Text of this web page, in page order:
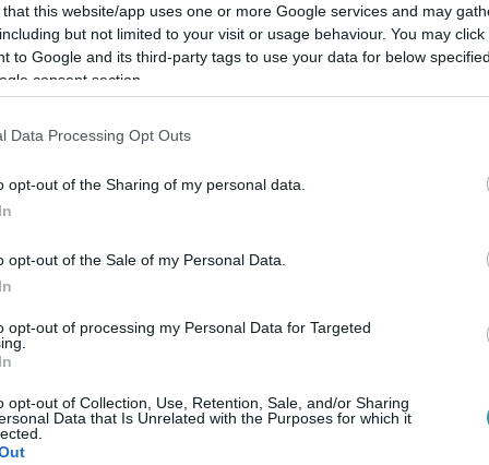
that this website/app uses one or more Google services and may
but not limited to your visit or usage behaviour. You may
to Google and its third-party tags to use your data for below
consent section.
Data Processing Opt Outs
opt-out of the Sharing of my personal data.
opt-out of the Sale of my Personal Data.
opt-out of processing my Personal Data for Targeted
opt-out of Collection, Use, Retention, Sale, and/or Sharing
Data that Is Unrelated with the Purposes for which it
utánpótlás nevelési munka
fejlesztése a kor követelményeinek
csapatainak és utánpótlás csapatainak
létesítményt 15 éven keresztül az
A pályázatban Eger Önkormányzatának
Sportiskola Sportegyesület és az Egri
elmondta: a Felsővárosi
nagyméretű műfüves pálya található.
más műfüves pálya, így az egész
a téli hónapokban:
csapat is edzett egy pályán, ami nem
- ez most jelentősen változik, s mindez